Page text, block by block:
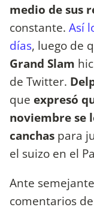
medio de sus
constante. Así
días, luego de
Grand Slam
de Twitter.
que expresó
noviembre se
canchas para
el suizo en el
Ante
comentarios